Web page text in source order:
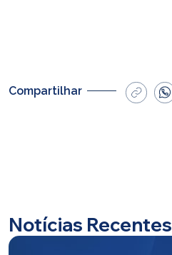
Compartilhar
Notícias Recentes